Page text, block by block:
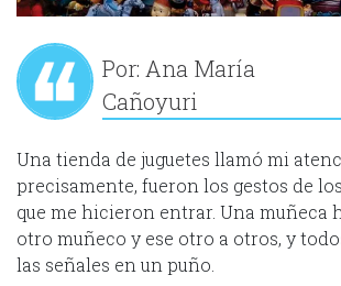
Por: Ana María
Cañoyuri
Una tienda de juguetes llamó mi
precisamente, fueron los gestos de
que me hicieron entrar. Una muñeca
otro muñeco y ese otro a otros, y
las señales en un puño.